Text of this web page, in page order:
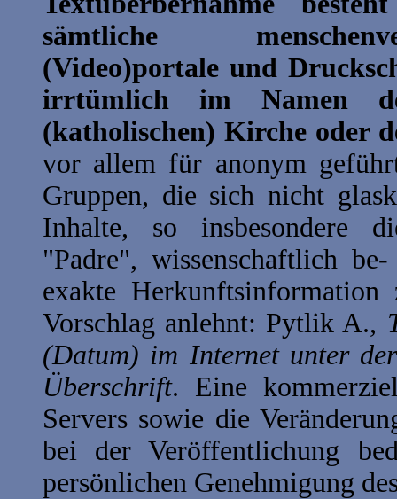
sämtliche
(Video)portale und
irrtümlich im Namen
(katholischen) Kirche oder
vor allem für anonym
Gruppen, die sich nicht
Inhalte, so insbesondere
"Padre", wissenschaftlich
exakte
Vorschlag anlehnt: Pytlik A.,
(Datum) im Internet unter
Überschrift. Eine
Servers sowie die
bei der Veröffentlichung
persönlichen Genehmigung